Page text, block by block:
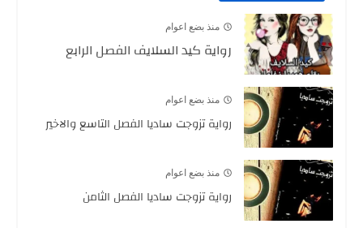
منذ بضع اعوام
رواية كيد السلايف الفصل الرابع
منذ بضع اعوام
رواية تزوجت ساديا الفصل التاسع والاخير
منذ بضع اعوام
رواية تزوجت ساديا الفصل الثامن